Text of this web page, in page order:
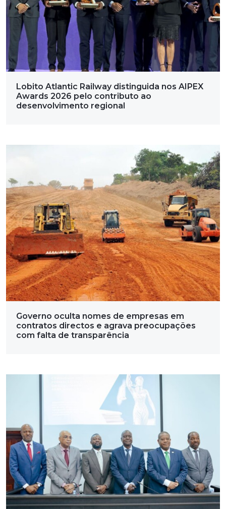
Lobito Atlantic Railway distinguida nos AIPEX
Awards 2026 pelo contributo ao
desenvolvimento regional
Governo oculta nomes de empresas em
contratos directos e agrava preocupações
com falta de transparência